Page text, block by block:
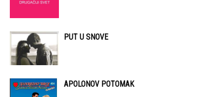
PUT U SNOVE
APOLONOV POTOMAK